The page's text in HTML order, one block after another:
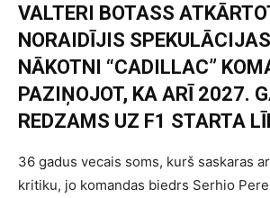
VALTERI BOTASS
NORAIDĪJIS
NĀKOTNI “CADILLAC”
PAZIŅOJOT, KA ARĪ 2027.
REDZAMS UZ F1 STARTA
36 gadus vecais soms, kurš saskaras
kritiku, jo komandas biedrs Serhio